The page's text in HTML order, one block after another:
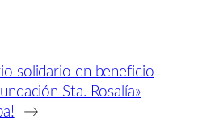
solidario en beneficio
Sta. Rosalía»
→